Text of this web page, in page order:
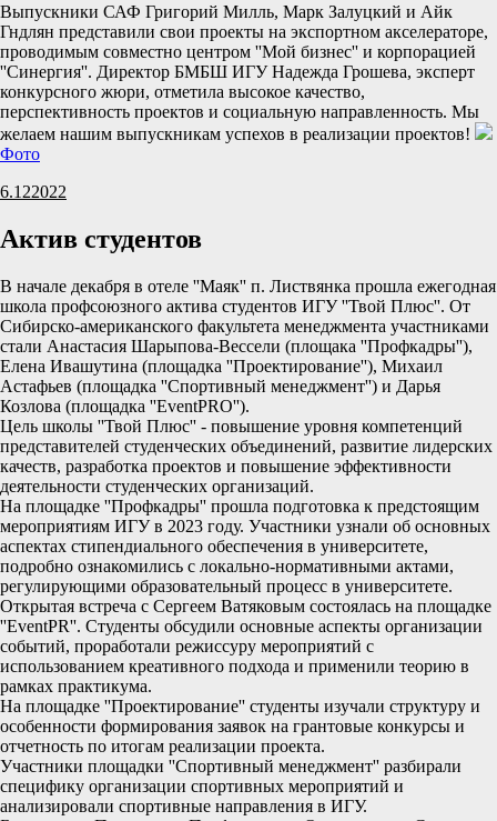
Выпускники САФ Григорий Милль, Марк Залуцкий и Айк
Гндлян представили свои проекты на экспортном акселераторе,
проводимым совместно центром ''Мой бизнес'' и корпорацией
''Синергия''. Директор БМБШ ИГУ Надежда Грошева, эксперт
конкурсного жюри, отметила высокое качество,
перспективность проектов и социальную направленность. Мы
желаем нашим выпускникам успехов в реализации проектов!
Фото
6.122022
Актив студентов
В начале декабря в отеле ''Маяк'' п. Листвянка прошла ежегодная
школа профсоюзного актива студентов ИГУ ''Твой Плюс''. От
Сибирско-американского факультета менеджмента участниками
стали Анастасия Шарыпова-Вессели (площака ''Профкадры''),
Елена Ивашутина (площадка ''Проектирование''), Михаил
Астафьев (площадка ''Спортивный менеджмент'') и Дарья
Козлова (площадка ''EventPRO'').
Цель школы ''Твой Плюс'' - повышение уровня компетенций
представителей студенческих объединений, развитие лидерских
качеств, разработка проектов и повышение эффективности
деятельности студенческих организаций.
На площадке ''Профкадры'' прошла подготовка к предстоящим
мероприятиям ИГУ в 2023 году. Участники узнали об основных
аспектах стипендиального обеспечения в университете,
подробно ознакомились с локально-нормативными актами,
регулирующими образовательный процесс в университете.
Открытая встреча с Сергеем Ватяковым состоялась на площадке
''EventPR''. Студенты обсудили основные аспекты организации
событий, проработали режиссуру мероприятий с
использованием креативного подхода и применили теорию в
рамках практикума.
На площадке ''Проектирование'' студенты изучали структуру и
особенности формирования заявок на грантовые конкурсы и
отчетность по итогам реализации проекта.
Участники площадки ''Спортивный менеджмент'' разбирали
специфику организации спортивных мероприятий и
анализировали спортивные направления в ИГУ.